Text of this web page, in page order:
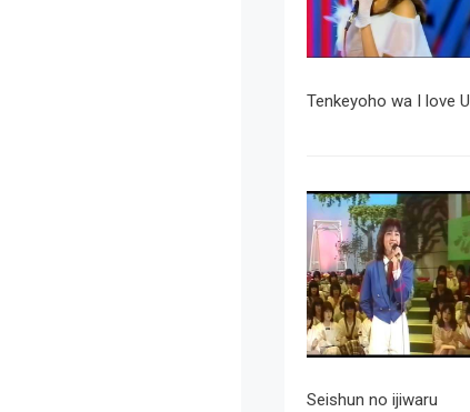
Tenkeyoho wa I love U
Seishun no ijiwaru